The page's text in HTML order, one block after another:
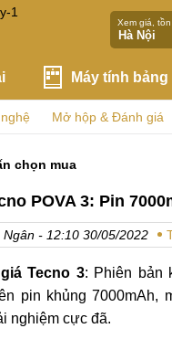
Xem giá,
Máy tính bảng
Mở hộp & Đánh giá
chọn mua
POVA 3: Pin
Ngân - 12:10 30/05/2022
Tecno 3: Phiên bản
pin khủng 7000mAh,
nghiệm cực đã.